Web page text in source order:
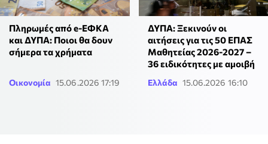
Πληρωμές από e-ΕΦΚΑ
και ΔΥΠΑ: Ποιοι θα δουν
σήμερα τα χρήματα
Οικονομία 15.06.2026 17:19
ΔΥΠΑ: Ξεκινούν οι
αιτήσεις για τις 50 ΕΠΑΣ
Μαθητείας 2026-2027 –
36 ειδικότητες με αμοιβή
Ελλάδα 15.06.2026 16:10